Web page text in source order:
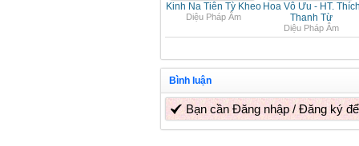
Kinh Na Tiên Tỳ Kheo
Diệu Pháp Âm
Hoa Vô Ưu - HT.
Thanh Từ
Diệu Pháp Âm
Bình luận
Bạn cần Đăng nhập/Đăng ký